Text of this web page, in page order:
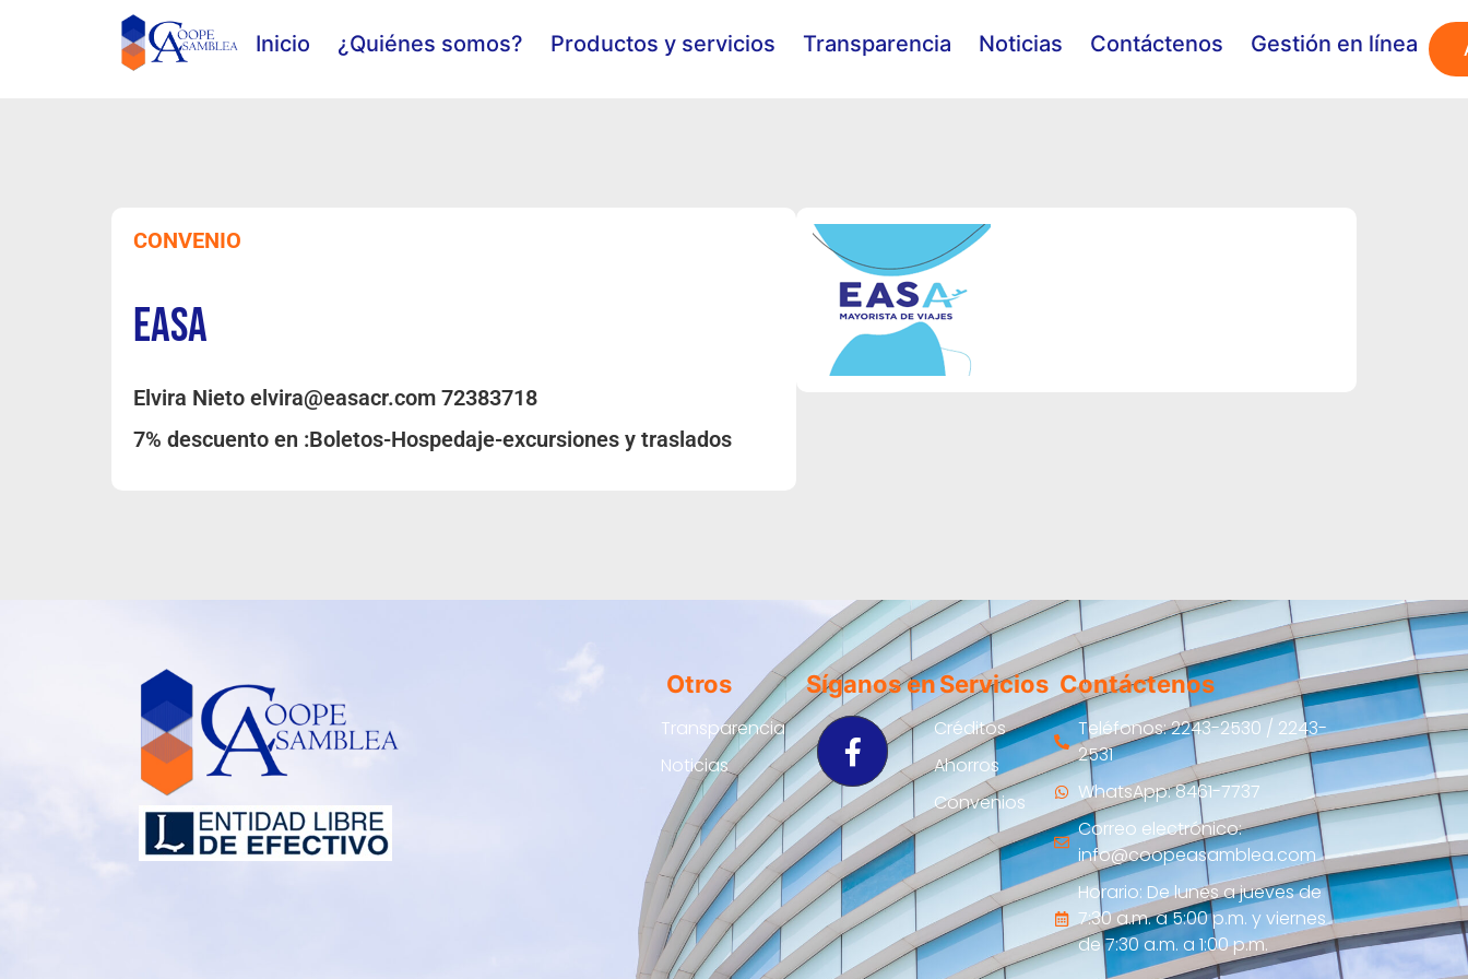
Inicio ¿Quiénes somos? Productos y servicios Transparencia Noticias Contáctenos Gestión en línea
CONVENIO
EASA
Elvira Nieto elvira@easacr.com 72383718
7% descuento en :Boletos-Hospedaje-excursiones y traslados
Otros
Transparencia
Noticias
Síganos enServicios
Créditos
Ahorros
Convenios
Contáctenos
Teléfonos: 2243-2530 / 2243-
2531
WhatsApp: 8461-7737
Correo electrónico:
info@coopeasamblea.com
Horario: De lunes a jueves de
7:30 a.m. a 5:00 p.m. y viernes
de 7:30 a.m. a 1:00 p.m.